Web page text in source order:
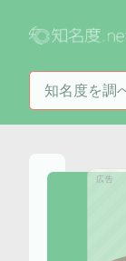
知名度を検索
広告